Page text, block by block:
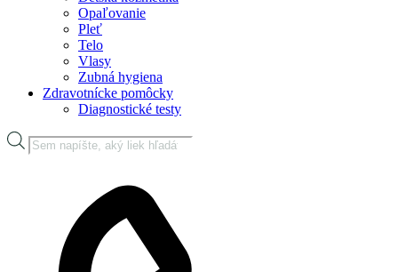
Opaľovanie
Pleť
Telo
Vlasy
Zubná hygiena
Zdravotnícke pomôcky
Diagnostické testy
Products
search